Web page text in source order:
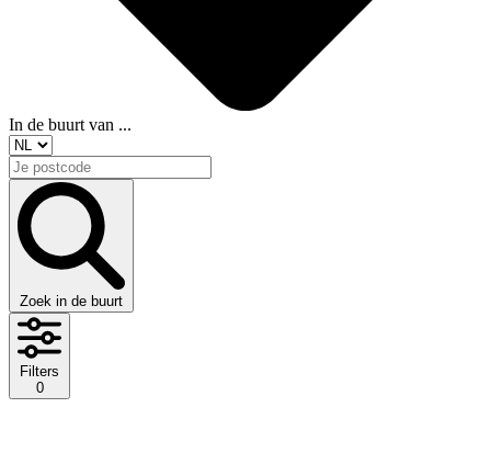
In de buurt van ...
Zoek in de buurt
Filters
0